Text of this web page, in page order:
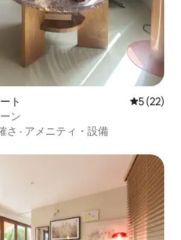
ト レビュー
5 (22)
ン
さ · アメニティ・設備